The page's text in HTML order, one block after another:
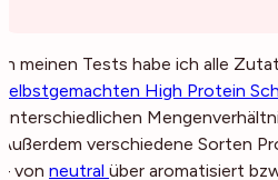
In meinen Tests habe ich alle
selbstgemachten High Protein
unterschiedlichen
Außerdem verschiedene Sorten
– von neutral über aromatisiert